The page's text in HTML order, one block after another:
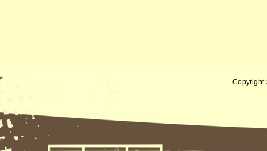
Copyright